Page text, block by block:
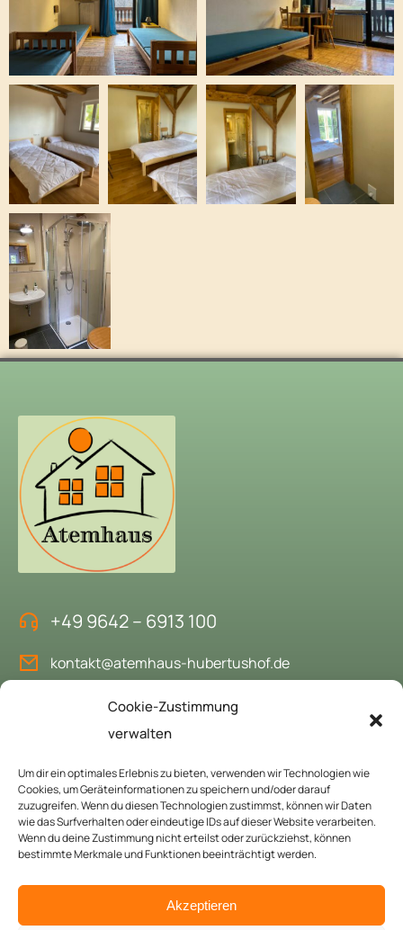
Cookie-Zustimmung
verwalten
Um dir ein optimales Erlebnis zu bieten, verwenden wir Technologien wie
Cookies, um Geräteinformationen zu speichern und/oder darauf
zuzugreifen. Wenn du diesen Technologien zustimmst, können wir Daten
wie das Surfverhalten oder eindeutige IDs auf dieser Website verarbeiten.
Wenn du deine Zustimmung nicht erteilst oder zurückziehst, können
bestimmte Merkmale und Funktionen beeinträchtigt werden.
Akzeptieren
+49 9642 – 6913 100
kontakt@atemhaus-hubertushof.de
Gerne heißen wir Sie als Gäste bei uns willkommen.
Hier anfragen
© Copyright 2024 Atemhaus Hubertushof. All rights reserved.